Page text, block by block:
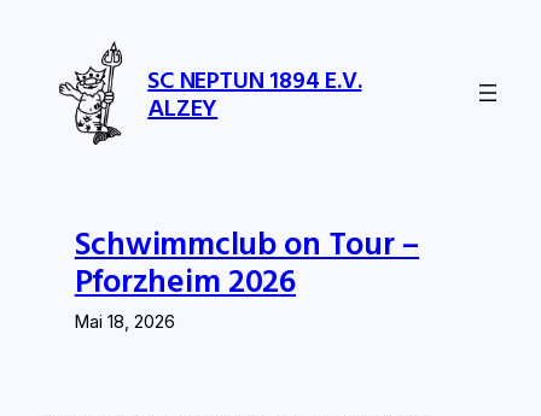
springen
SC NEPTUN 1894 E.V.
ALZEY
Schwimmclub on Tour –
Pforzheim 2026
Mai 18, 2026